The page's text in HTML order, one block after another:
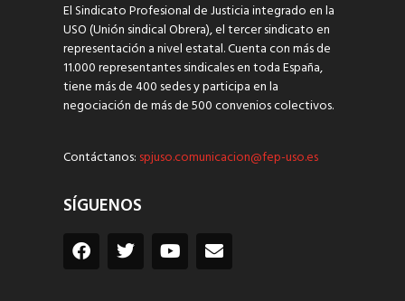
El Sindicato Profesional de Justicia integrado en la
USO (Unión sindical Obrera), el tercer sindicato en
representación a nivel estatal. Cuenta con más de
11.000 representantes sindicales en toda España,
tiene más de 400 sedes y participa en la
negociación de más de 500 convenios colectivos.
Contáctanos: spjuso.comunicacion@fep-uso.es
SÍGUENOS